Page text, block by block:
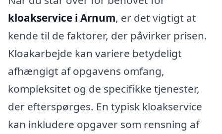
kloakservice i Arnum, er det vigtigt at
kende til de faktorer, der påvirker prisen.
Kloakarbejde kan variere betydeligt
afhængigt af opgavens omfang,
kompleksitet og de specifikke tjenester,
der efterspørges. En typisk kloakservice
kan inkludere opgaver som rensning af